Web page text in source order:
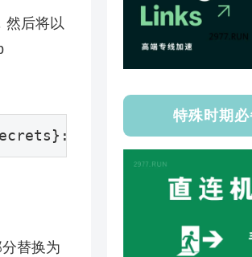
然后将以
etc/ppp/chap-secrets
替换为
特殊时期